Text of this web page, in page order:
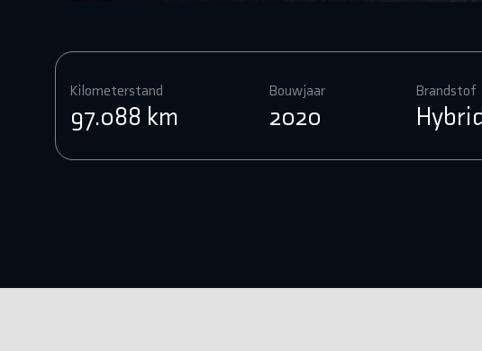
Kilometerstand
97.088 km
Bouwjaar
2020
Brandstof